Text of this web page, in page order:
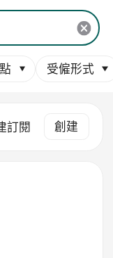
受僱形式
訂閱 創建